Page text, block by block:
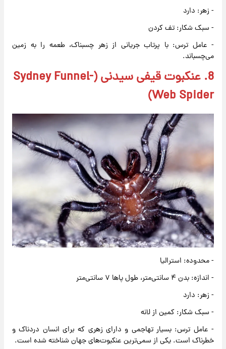
- زهر: دارد
- سبک شکار: تف کردن
- عامل ترس: با پرتاب جریانی از زهر چسبناک، طعمه را به زمین
می‌چسباند.
8. عنکبوت قیفی سیدنی (Sydney Funnel-
Web Spider)
- محدوده: استرالیا
- اندازه: بدن ۴ سانتی‌متر، طول پاها ۷ سانتی‌متر
- زهر: دارد
- سبک شکار: کمین از لانه
- عامل ترس: بسیار تهاجمی و دارای زهری که برای انسان دردناک و
خطرناک است. یکی از سمی‌ترین عنکبوت‌های جهان شناخته شده است.